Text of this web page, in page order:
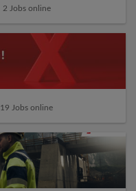
2 Jobs online
19 Jobs online